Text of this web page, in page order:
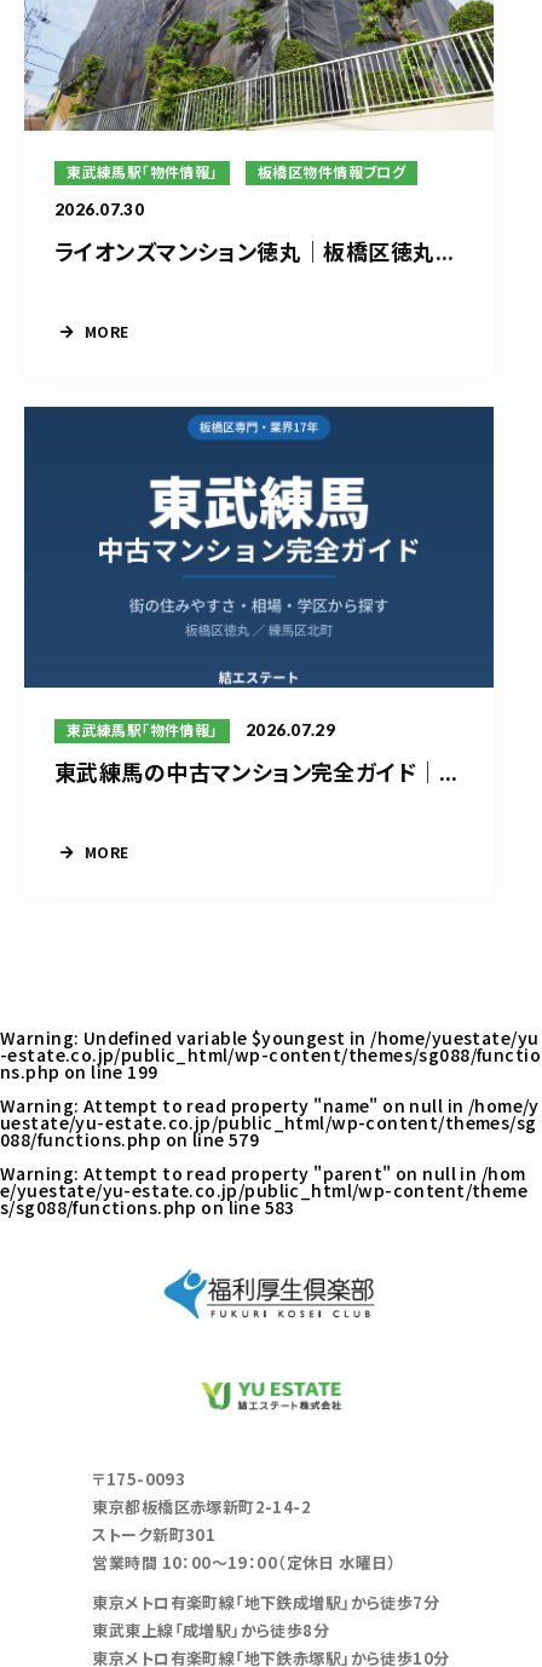
東武練馬駅「物件情報」 板橋区物件情報ブログ
2026.07.30
ライオンズマンション徳丸｜板橋区徳丸...
MORE
東武練馬駅「物件情報」 2026.07.29
東武練馬の中古マンション完全ガイド｜...
MORE
Warning: Undefined variable $youngest in /home/yuestate/yu
-estate.co.jp/public_html/wp-content/themes/sg088/functio
ns.php on line199
Warning: Attempt to read property "name" on null in /home/y
uestate/yu-estate.co.jp/public_html/wp-content/themes/sg
088/functions.php on line 579
Warning: Attempt to read property "parent" on null in /hom
e/yuestate/yu-estate.co.jp/public_html/wp-content/theme
s/sg088/functions.php on line 583
〒175-0093
東京都板橋区赤塚新町2-14-2
ストーク新町301
営業時間 10：00～19：00（定休日 水曜日）
東京メトロ有楽町線「地下鉄成増駅」から徒歩7分
東武東上線「成増駅」から徒歩8分
東京メトロ有楽町線「地下鉄赤塚駅」から徒歩10分